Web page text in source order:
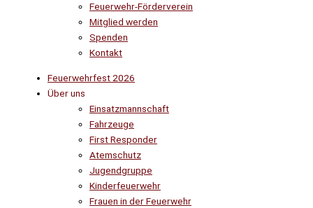
Feuerwehr-Förderverein
Mitglied werden
Spenden
Kontakt
Feuerwehrfest 2026
Über uns
Einsatzmannschaft
Fahrzeuge
First Responder
Atemschutz
Jugendgruppe
Kinderfeuerwehr
Frauen in der Feuerwehr